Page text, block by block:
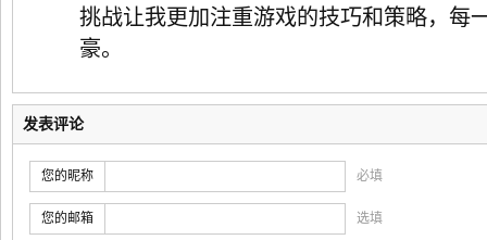
挑战让我更加注重游戏的技巧和策略，每
豪。
发表评论
您的昵称 必填
您的邮箱 选填